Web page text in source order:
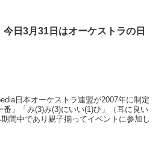
今日3月31日はオーケストラの日
日本オーケストラ連盟が2007年に制定
番」「み(3)み(3)にいい(1)ひ」（耳に良い
間中であり親子揃ってイベントに参加し